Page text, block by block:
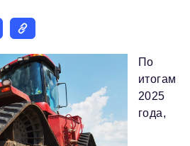
По
итогам
2025
года,